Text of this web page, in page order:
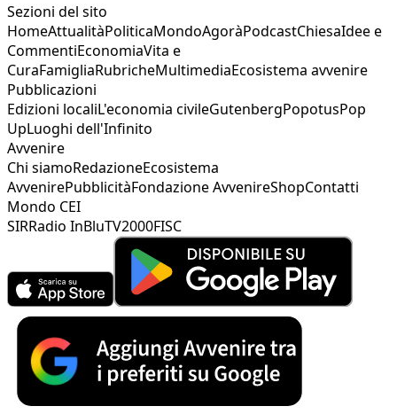
Sezioni del sito
HomeAttualitàPoliticaMondoAgoràPodcastChiesaIdee e
CommentiEconomiaVita e
CuraFamigliaRubricheMultimediaEcosistema avvenire
Pubblicazioni
Edizioni localiL'economia civileGutenbergPopotusPop
UpLuoghi dell'Infinito
Avvenire
Chi siamoRedazioneEcosistema
AvvenirePubblicitàFondazione AvvenireShopContatti
Mondo CEI
SIRRadio InBluTV2000FISC